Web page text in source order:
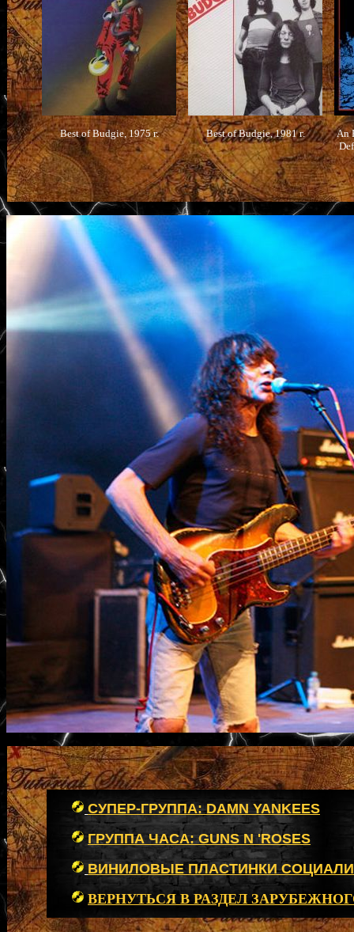
Best of Budgie, 1975 г. Best of Budgie, 1981 г.
An
СУПЕР-ГРУППА: DAMN YANKEES
ГРУППА ЧАСА: GUNS N 'ROSES
ВИНИЛОВЫЕ ПЛАСТИНКИ
ВЕРНУТЬСЯ В РАЗДЕЛ